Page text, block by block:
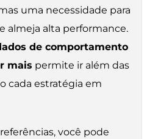
uma necessidade para
almeja alta performance.
de comportamento
mais permite ir além das
cada estratégia em
você pode